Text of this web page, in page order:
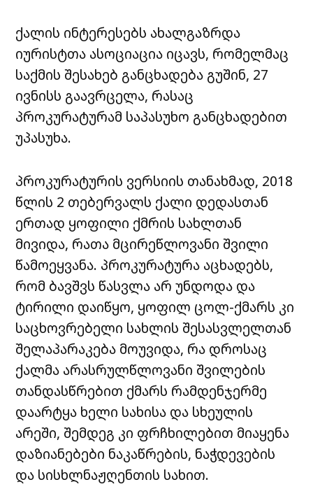
ქალის ინტერესებს ახალგაზრდა
იურისტთა ასოციაცია იცავს, რომელმაც
საქმის შესახებ განცხადება გუშინ, 27
ივნისს გაავრცელა, რასაც
პროკურატურამ საპასუხო განცხადებით
უპასუხა.
პროკურატურის ვერსიის თანახმად, 2018
წლის 2 თებერვალს ქალი დედასთან
ერთად ყოფილი ქმრის სახლთან
მივიდა, რათა მცირეწლოვანი შვილი
წამოეყვანა. პროკურატურა აცხადებს,
რომ ბავშვს წასვლა არ უნდოდა და
ტირილი დაიწყო, ყოფილ ცოლ-ქმარს კი
საცხოვრებელი სახლის შესასვლელთან
შელაპარაკება მოუვიდა, რა დროსაც
ქალმა არასრულწლოვანი შვილების
თანდასწრებით ქმარს რამდენჯერმე
დაარტყა ხელი სახისა და სხეულის
არეში, შემდეგ კი ფრჩხილებით მიაყენა
დაზიანებები ნაკაწრების, ნაჭდევების
და სისხლნაჟღენთის სახით.